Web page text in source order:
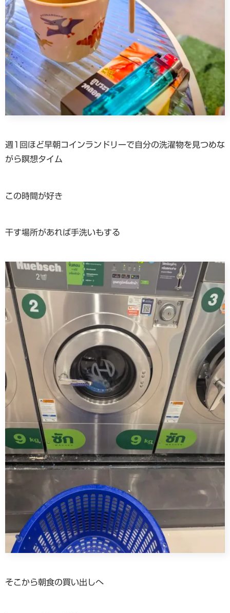
週1回ほど早朝コインランドリーで自分の洗濯物を見つめな
がら瞑想タイム
この時間が好き
干す場所があれば手洗いもする
そこから朝食の買い出しへ